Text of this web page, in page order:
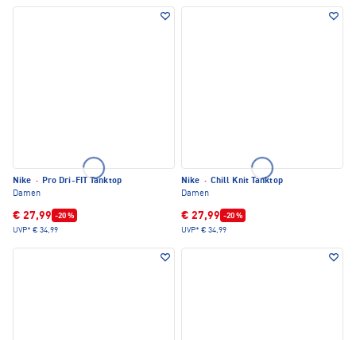
Nike · Pro Dri-FIT Tanktop
Damen
€ 27,99 -20 %
UVP* € 34,99
Nike · Chill Knit Tanktop
Damen
€ 27,99 -20 %
UVP* € 34,99